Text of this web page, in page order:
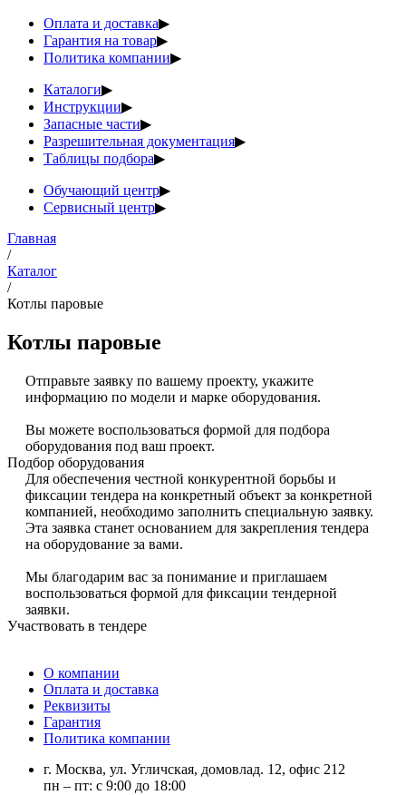
Оплата и доставка▶
Гарантия на товар▶
Политика компании▶
Каталоги▶
Инструкции▶
Запасные части▶
Разрешительная документация▶
Таблицы подбора▶
Обучающий центр▶
Сервисный центр▶
Главная
/
Каталог
/
Котлы паровые
Котлы паровые
Отправьте заявку по вашему проекту, укажите
информацию по модели и марке оборудования.
Вы можете воспользоваться формой для подбора
оборудования под ваш проект.
Подбор оборудования
Для обеспечения честной конкурентной борьбы и
фиксации тендера на конкретный объект за конкретной
компанией, необходимо заполнить специальную заявку.
Эта заявка станет основанием для закрепления тендера
на оборудование за вами.
Мы благодарим вас за понимание и приглашаем
воспользоваться формой для фиксации тендерной
заявки.
Участвовать в тендере
О компании
Оплата и доставка
Реквизиты
Гарантия
Политика компании
г. Москва, ул. Угличская, домовлад. 12, офис 212
пн – пт: с 9:00 до 18:00